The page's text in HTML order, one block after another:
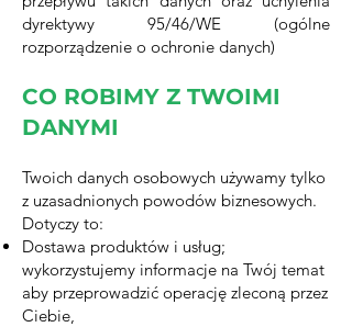
dyrektywy 95/46/WE (ogólne
rozporządzenie o ochronie danych)
CO ROBIMY Z TWOIMI
DANYMI
Twoich danych osobowych używamy tylko
z uzasadnionych powodów biznesowych.
Dotyczy to:
Dostawa produktów i usług;
wykorzystujemy informacje na Twój temat
aby przeprowadzić operację zleconą przez
Ciebie,